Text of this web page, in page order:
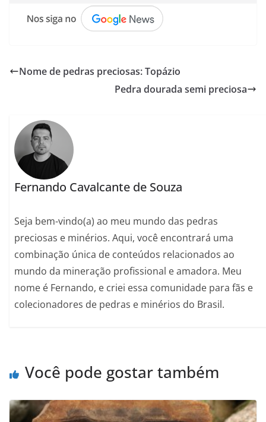
Nome de pedras preciosas: Topázio
Pedra dourada semi preciosa
Fernando Cavalcante de Souza
Seja bem-vindo(a) ao meu mundo das pedras
preciosas e minérios. Aqui, você encontrará uma
combinação única de conteúdos relacionados ao
mundo da mineração profissional e amadora. Meu
nome é Fernando, e criei essa comunidade para fãs e
colecionadores de pedras e minérios do Brasil.
Você pode gostar também